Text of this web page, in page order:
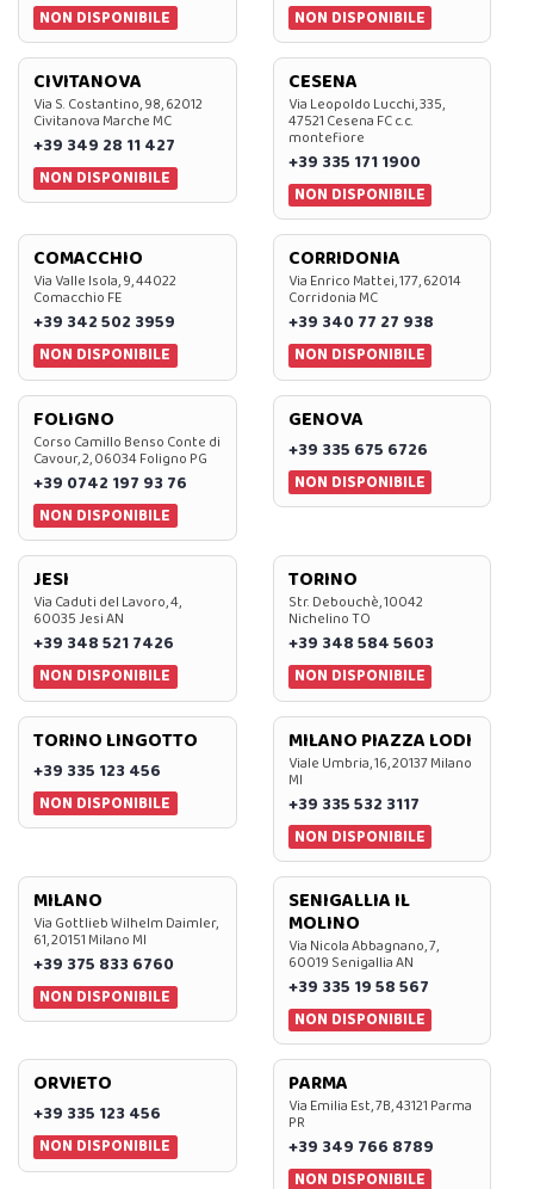
NON DISPONIBILE
NON DISPONIBILE
CIVITANOVA
Via S. Costantino, 98, 62012
Civitanova Marche MC
+39 349 28 11 427
NON DISPONIBILE
CESENA
Via Leopoldo Lucchi, 335,
47521 Cesena FC c.c.
montefiore
+39 335 171 1900
NON DISPONIBILE
COMACCHIO
Via Valle Isola, 9, 44022
Comacchio FE
+39 342 502 3959
NON DISPONIBILE
CORRIDONIA
Via Enrico Mattei, 177, 62014
Corridonia MC
+39 340 77 27 938
NON DISPONIBILE
FOLIGNO
Corso Camillo Benso Conte di
Cavour, 2, 06034 Foligno PG
+39 0742 197 93 76
NON DISPONIBILE
GENOVA
+39 335 675 6726
NON DISPONIBILE
JESI
Via Caduti del Lavoro, 4,
60035 Jesi AN
+39 348 521 7426
NON DISPONIBILE
TORINO
Str. Debouchè, 10042
Nichelino TO
+39 348 584 5603
NON DISPONIBILE
TORINO LINGOTTO
+39 335 123 456
NON DISPONIBILE
MILANO PIAZZA LODI
Viale Umbria, 16, 20137 Milano
MI
+39 335 532 3117
NON DISPONIBILE
MILANO
Via Gottlieb Wilhelm Daimler,
61, 20151 Milano MI
+39 375 833 6760
NON DISPONIBILE
SENIGALLIA IL
MOLINO
Via Nicola Abbagnano, 7,
60019 Senigallia AN
+39 335 19 58 567
NON DISPONIBILE
ORVIETO
+39 335 123 456
NON DISPONIBILE
PARMA
Via Emilia Est, 7B, 43121 Parma
PR
+39 349 766 8789
NON DISPONIBILE